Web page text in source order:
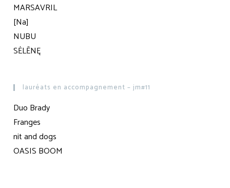
MARSAVRIL
[Na]
NUBU
SĖLĒNĘ
lauréats en accompagnement – jm#11
Duo Brady
Franges
nit and dogs
OASIS BOOM